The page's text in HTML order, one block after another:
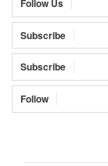
Follow Us
Subscribe
Subscribe
Follow